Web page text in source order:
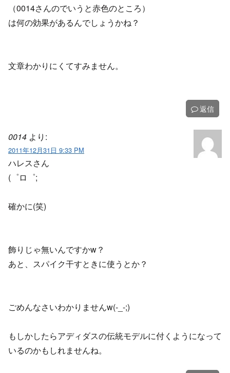
（0014さんのでいうと赤色のところ）
は何の効果があるんでしょうかね？
文章わかりにくてすみません。
返信
0014 より:
2011年12月31日 9:33 PM
ハレスさん
(゜ロ゜;
確かに(笑)
飾りじゃ無いんですかw？
あと、スパイク干すときに使うとか？
ごめんなさいわかりませんw(-_-;)
もしかしたらアディダスの伝統モデルに付くようになって
いるのかもしれませんね。